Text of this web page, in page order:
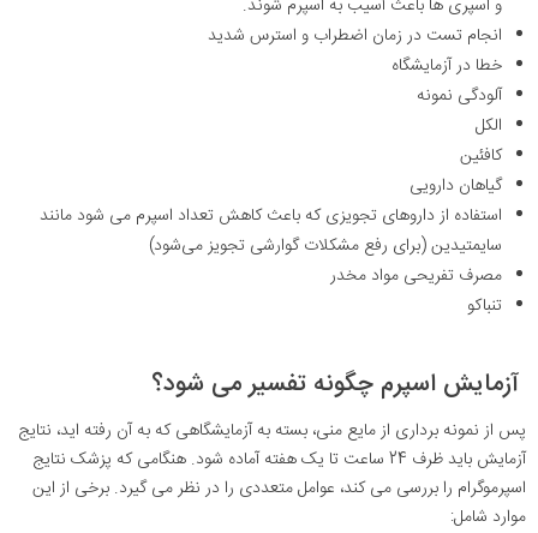
انجام تست در زمان اضطراب و استرس شدید
خطا در آزمایشگاه
آلودگی نمونه
الکل
کافئین
گیاهان دارویی
استفاده از داروهای تجویزی که باعث کاهش تعداد اسپرم می شود مانند
سایمتیدین (برای رفع مشکلات گوارشی تجویز می‌شود)
مصرف تفریحی مواد مخدر
تنباکو
آزمایش اسپرم چگونه تفسیر می شود؟
پس از نمونه برداری از مایع منی، بسته به آزمایشگاهی که به آن رفته اید، نتایج
آزمایش باید ظرف 24 ساعت تا یک هفته آماده شود. هنگامی که پزشک نتایج
اسپرموگرام را بررسی می کند، عوامل متعددی را در نظر می گیرد. برخی از این
موارد شامل: